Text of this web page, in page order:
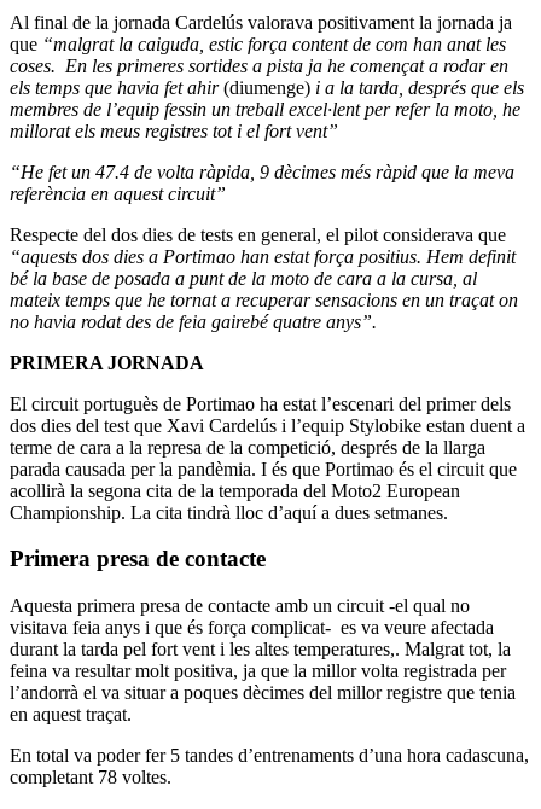
Al final de la jornada Cardelús valorava positivament la jornada ja
que “malgrat la caiguda, estic força content de com han anat les
coses. En les primeres sortides a pista ja he començat a rodar en
els temps que havia fet ahir(diumenge) i a la tarda, després que els
membres de l’equip fessin un treball excel·lent per refer la moto, he
millorat els meus registres tot i el fort vent”
“He fet un 47.4 de volta ràpida, 9 dècimes més ràpid que la meva
referència en aquest circuit”
Respecte del dos dies de tests en general, el pilot considerava que
“aquests dos dies a Portimao han estat força positius. Hem definit
bé la base de posada a punt de la moto de cara a la cursa, al
mateix temps que he tornat a recuperar sensacions en un traçat on
no havia rodat des de feia gairebé quatre anys”.
PRIMERA JORNADA
El circuit portuguès de Portimao ha estat l’escenari del primer dels
dos dies del test que Xavi Cardelús i l’equip Stylobike estan duent a
terme de cara a la represa de la competició, després de la llarga
parada causada per la pandèmia. I és que Portimao és el circuit que
acollirà la segona cita de la temporada del Moto2 European
Championship. La cita tindrà lloc d’aquí a dues setmanes.
Primera presa de contacte
Aquesta primera presa de contacte amb un circuit -el qual no
visitava feia anys i que és força complicat- es va veure afectada
durant la tarda pel fort vent i les altes temperatures,. Malgrat tot, la
feina va resultar molt positiva, ja que la millor volta registrada per
l’andorrà el va situar a poques dècimes del millor registre que tenia
en aquest traçat.
En total va poder fer 5 tandes d’entrenaments d’una hora cadascuna,
completant 78 voltes.